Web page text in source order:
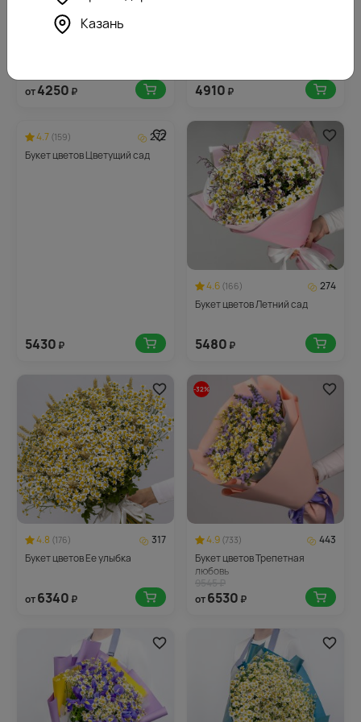
от4250 ₽ 4910 ₽
4.7 (159)
272
Букет цветов Цветущий сад
5430 ₽
4.6 (166)
274
Букет цветов Летний сад
5480 ₽
4.8 (176)
317
Букет цветов Ее улыбка
от6340 ₽
-32%
4.9 (733)
443
Букет цветов Трепетная
любовь
от6530 ₽
Казань